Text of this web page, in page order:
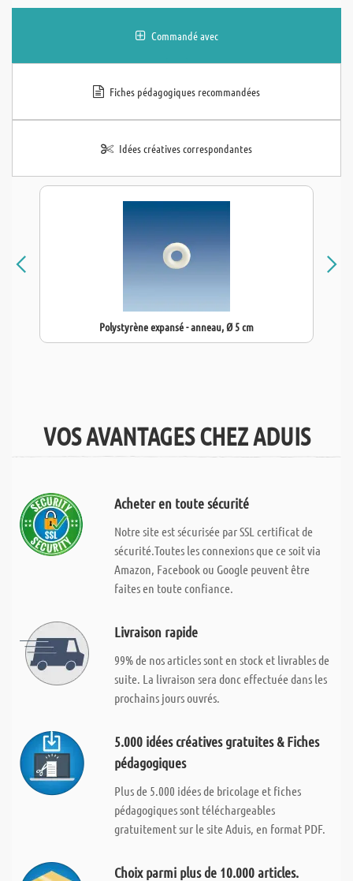
Commandé avec
Fiches pédagogiques recommandées
Idées créatives correspondantes
Polystyrène expansé - anneau, Ø 5 cm
VOS AVANTAGES CHEZ ADUIS
Acheter en toute sécurité
Notre site est sécurisée par SSL certificat de
sécurité.Toutes les connexions que ce soit via
Amazon, Facebook ou Google peuvent être
faites en toute confiance.
Livraison rapide
99% de nos articles sont en stock et livrables de
suite. La livraison sera donc effectuée dans les
prochains jours ouvrés.
5.000 idées créatives gratuites & Fiches
pédagogiques
Plus de 5.000 idées de bricolage et fiches
pédagogiques sont téléchargeables
gratuitement sur le site Aduis, en format PDF.
Choix parmi plus de 10.000 articles.